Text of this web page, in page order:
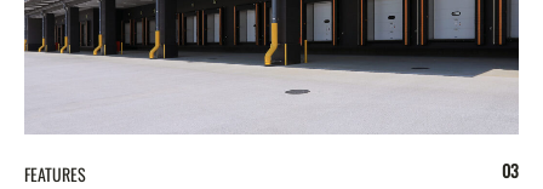
FEATURES